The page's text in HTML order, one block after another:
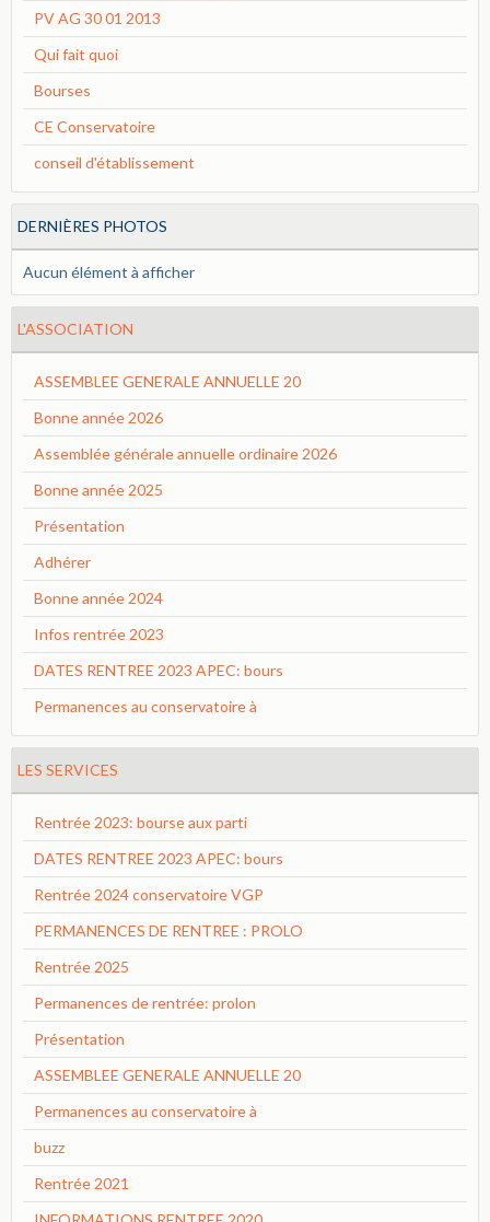
PV AG 30 01 2013
Qui fait quoi
Bourses
CE Conservatoire
conseil d'établissement
DERNIÈRES PHOTOS
Aucun élément à afficher
L'ASSOCIATION
ASSEMBLEE GENERALE ANNUELLE 20
Bonne année 2026
Assemblée générale annuelle ordinaire 2026
Bonne année 2025
Présentation
Adhérer
Bonne année 2024
Infos rentrée 2023
DATES RENTREE 2023 APEC: bours
Permanences au conservatoire à
LES SERVICES
Rentrée 2023: bourse aux parti
DATES RENTREE 2023 APEC: bours
Rentrée 2024 conservatoire VGP
PERMANENCES DE RENTREE : PROLO
Rentrée 2025
Permanences de rentrée: prolon
Présentation
ASSEMBLEE GENERALE ANNUELLE 20
Permanences au conservatoire à
buzz
Rentrée 2021